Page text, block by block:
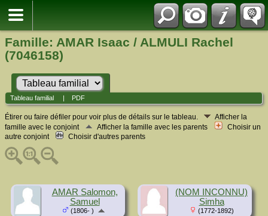
Famille: AMAR Isaac / ALMULI Rachel
(7046158)
Tableau familial PDF
Étirer ou faire défiler pour voir plus de détails sur le tableau.
Afficher la
famille avec le conjoint
Afficher la famille avec les parents
Choisir un
autre conjoint
Choisir d'autres parents
AMAR Salomon,
Samuel
(1806- )
(NOM INCONNU)
Simha
(1772-1892)